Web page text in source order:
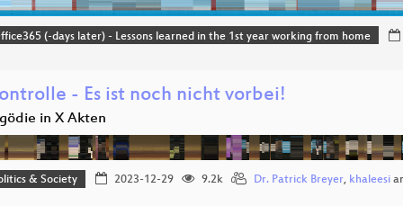
(-days later) - Lessons learned in the 1st year working from home
- Es ist noch nicht vorbei!
in X Akten
& Society 2023-12-29 9.2k Dr. Patrick Breyer, khaleesi